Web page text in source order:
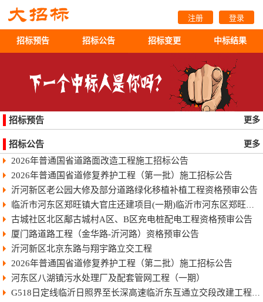
注册 登录
招标预告 招标公告 招标变更 中标结果
招标预告 更多
招标公告 更多
2026年普通国省道路面改造工程施工招标公告
2026年普通国省道修复养护工程（第一批）施工招标公告
沂河新区老公园大修及部分道路绿化移植补植工程资格预审公告
临沂市河东区郑旺镇大官庄还建项目(一期)临沂市河东区郑旺镇大官庄还建项目（一期）
古城社区北区鄅古城村A区、B区充电桩配电工程资格预审公告
厦门路道路工程（金华路-沂河路）资格预审公告
沂河新区北京东路与翔宇路立交工程
2026年普通国省道修复养护工程（第二批）施工招标公告
河东区八湖镇污水处理厂及配套管网工程（一期）
G518日定线临沂日照界至长深高速临沂东互通立交段改建工程快速化智慧公路施工招标公告